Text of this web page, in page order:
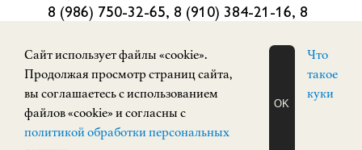
8 (986) 750-32-65, 8 (910) 384-21-16, 8
Часы работы
Сегодня: 11:00 — 19:00
ЗАПИСАТЬСЯ
НА ЭКСКУРСИЮ
Cайт использует файлы «cookie».
Продолжая просмотр страниц сайта,
вы соглашаетесь с использованием
файлов «cookie» и согласны с
политикой обработки персональных
OK
Что
такое
куки